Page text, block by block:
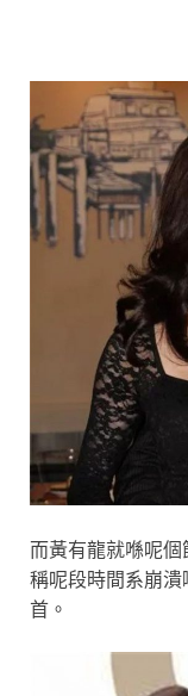
而黃有龍就喺呢
稱呢段時間系崩
首。